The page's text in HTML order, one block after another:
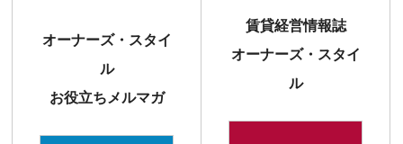
オーナーズ・スタイ
ル
お役立ちメルマガ
賃貸経営情報誌
オーナーズ・スタイ
ル